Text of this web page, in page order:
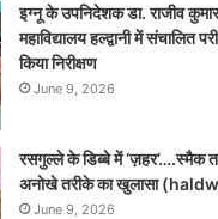
इग्नू के उपनिदेशक डा. राजीव
महाविद्यालय हल्द्वानी में संचालित
किया निरीक्षण
June 9, 2026
रसगुल्ले के डिब्बे में ‘ज़हर’….स्मैक
अनोखे तरीके का खुलासा
June 9, 2026